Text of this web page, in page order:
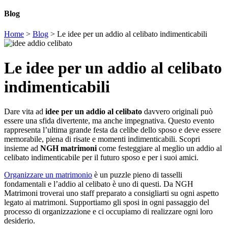
Blog
Home > Blog > Le idee per un addio al celibato indimenticabili
Le idee per un addio al celibato
indimenticabili
Dare vita ad idee per un addio al celibato davvero originali può
essere una sfida divertente, ma anche impegnativa. Questo evento
rappresenta l’ultima grande festa da celibe dello sposo e deve essere
memorabile, piena di risate e momenti indimenticabili. Scopri
insieme ad NGH matrimonicome festeggiare al meglio un addio al
celibato indimenticabile per il futuro sposo e per i suoi amici.
Organizzare un matrimonio è un puzzle pieno di tasselli
fondamentali e l’addio al celibato è uno di questi. Da NGH
Matrimoni troverai uno staff preparato a consigliarti su ogni aspetto
legato ai matrimoni. Supportiamo gli sposi in ogni passaggio del
processo di organizzazione e ci occupiamo di realizzare ogni loro
desiderio.